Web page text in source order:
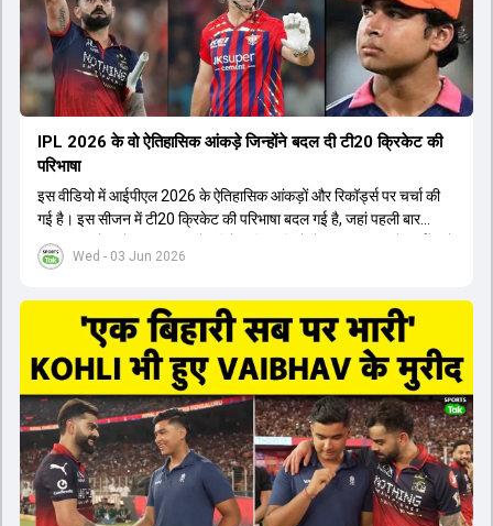
होता। यही कारण है कि RCB ने लगातार सफलता हासिल की है।
Wed - 03 Jun 2026
IPL 2026 के वो ऐतिहासिक आंकड़े जिन्होंने बदल दी टी20 क्रिकेट की
परिभाषा
इस वीडियो में आईपीएल 2026 के ऐतिहासिक आंकड़ों और रिकॉर्ड्स पर चर्चा की
गई है। इस सीजन में टी20 क्रिकेट की परिभाषा बदल गई है, जहां पहली बार
भारतीय बल्लेबाजों का स्ट्राइक रेट विदेशी खिलाड़ियों से ज्यादा रहा। पूरे टूर्नामेंट में
1426 छक्के लगे और 65 बार टीमों ने 200 से ज्यादा का स्कोर बनाया, जो एक
स्ट्राइक रेट के साथ मोस्ट वैल्युएबल प्लेयर का खिताब जीता। इसके अलावा पंजाब
और बेंगलुरु के प्रदर्शन के साथ-साथ लक्ष्य का पीछा करने वाली टीमों की सफलता
के आंकड़ों का भी विश्लेषण किया गया है।